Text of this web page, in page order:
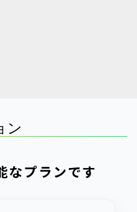
ン
なプランです